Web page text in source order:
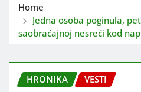
Home
Jedna osoba poginula,
saobraćajnoj nesreći kod
HRONIKA VESTI